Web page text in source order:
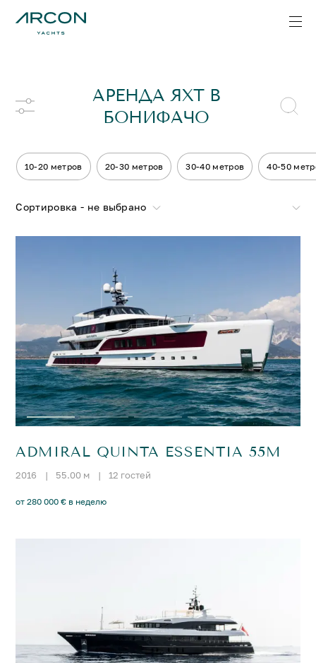
АРЕНДА ЯХТ В
БОНИФАЧО
10-20 метров 20-30 метров 30-40 метров 40-50
Сортировка - не выбрано
ADMIRAL QUINTA ESSENTIA 55M
2016 | 55.00 м | 12 гостей
от 280 000 € в неделю